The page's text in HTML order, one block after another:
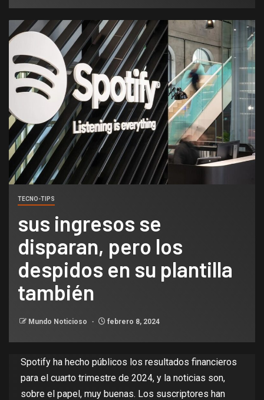
TECNO-TIPS
sus ingresos se
disparan, pero los
despidos en su plantilla
también
Mundo Noticioso febrero 8, 2024
Spotify ha hecho públicos los resultados financieros
para el cuarto trimestre de 2024, y la noticias son,
sobre el papel, muy buenas. Los suscriptores han